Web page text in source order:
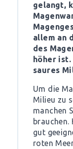
gelangt,
allem an
des
höher
saures
Um die
Milieu zu
manchen
gut
roten